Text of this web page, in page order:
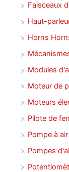
Faisceaux
Haut-
Horns
Modules
Moteur de
Moteurs
Pilote de
Pompe à air
Pompes